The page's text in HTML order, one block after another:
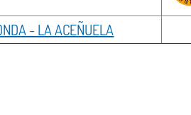
- LA ACEÑUELA